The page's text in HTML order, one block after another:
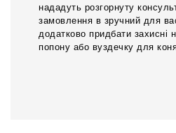
нададуть розгорнуту
замовлення в зручний для
додатково придбати захисні
попону або вуздечку для